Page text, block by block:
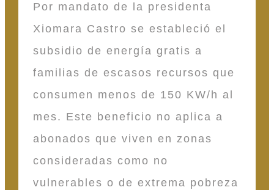
Por mandato de la presidenta
Xiomara Castro se estableció el
subsidio de energía gratis a
familias de escasos recursos que
consumen menos de 150 KW/h al
mes. Este beneficio no aplica a
abonados que viven en zonas
consideradas como no
vulnerables o de extrema pobreza